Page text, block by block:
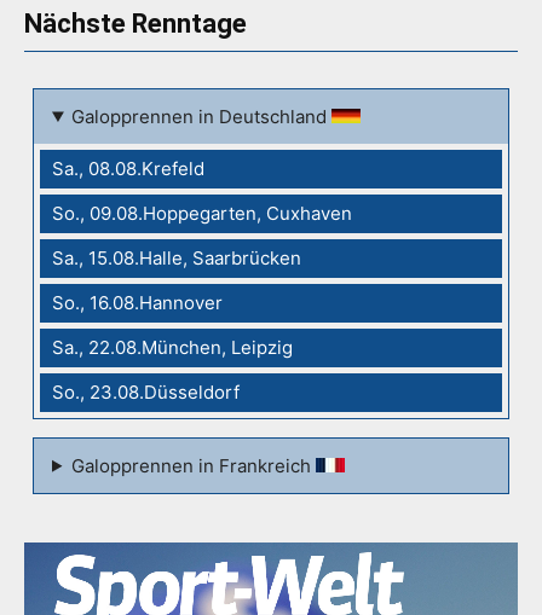
Nächste Renntage
Galopprennen in Deutschland
Sa., 08.08.Krefeld
So., 09.08.Hoppegarten, Cuxhaven
Sa., 15.08.Halle, Saarbrücken
So., 16.08.Hannover
Sa., 22.08.München, Leipzig
So., 23.08.Düsseldorf
Galopprennen in Frankreich